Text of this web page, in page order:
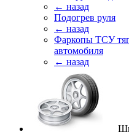
← назад
Подогрев руля
← назад
Фаркопы ТСУ
автомобиля
← назад